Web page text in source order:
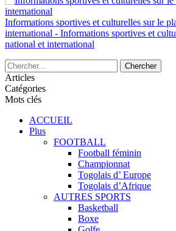
Informations sportives et culturelles sur le
international - Informations sportives et
national et international
Articles
Catégories
Mots clés
ACCUEIL
Plus
FOOTBALL
Football féminin
Championnat
Togolais d’ Europe
Togolais d’Afrique
AUTRES SPORTS
Basketball
Boxe